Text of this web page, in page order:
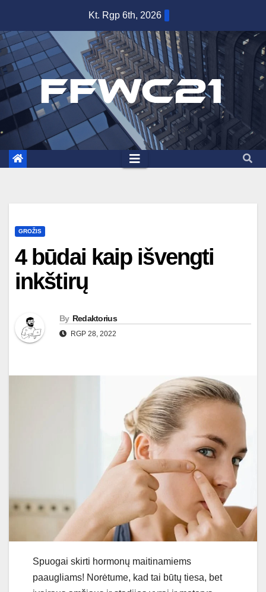
content
Kt. Rgp 6th, 2026
GROŽIS
4 būdai kaip išvengti
inkštirų
By Redaktorius
RGP 28, 2022
Spuogai skirti hormonų maitinamiems
paaugliams! Norėtume, kad tai būtų tiesa, bet